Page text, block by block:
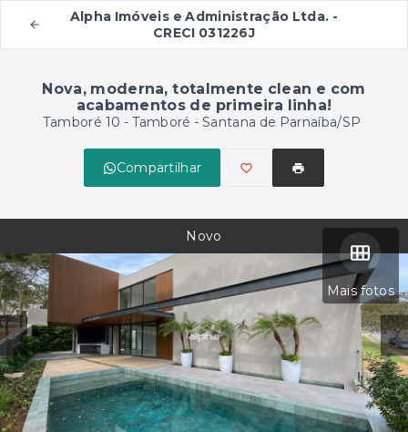
Alpha Imóveis e Administração Ltda. -
CRECI 031226J
Nova, moderna, totalmente clean e com
acabamentos de primeira linha!
Tamboré 10 - Tamboré - Santana de Parnaíba/SP
Compartilhar
Mais fotos
Novo